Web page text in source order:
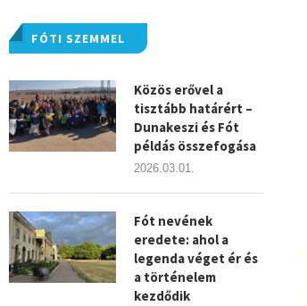
FÓTI SZEMMEL
Közös erővel a
tisztább határért –
Dunakeszi és Fót
példás összefogása
2026.03.01.
Fót nevének
eredete: ahol a
legenda véget ér és
a történelem
kezdődik